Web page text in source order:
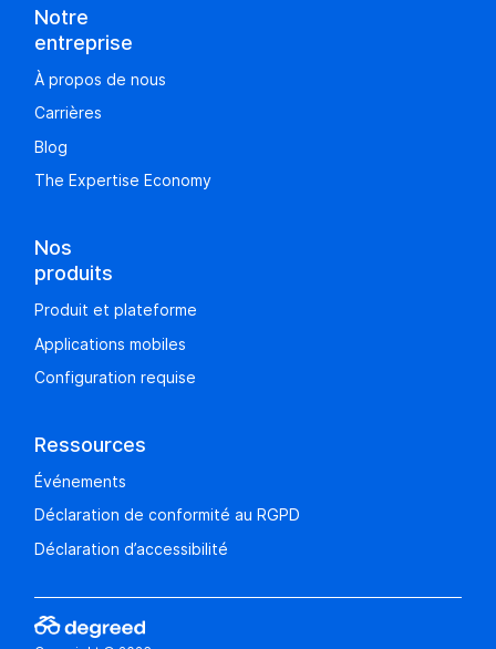
Notre
entreprise
À propos de nous
Carrières
Blog
The Expertise Economy
Nos
produits
Produit et plateforme
Applications mobiles
Configuration requise
Ressources
Événements
Déclaration de conformité au RGPD
Déclaration d’accessibilité